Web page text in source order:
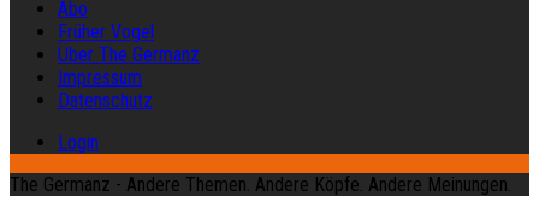
Abo
Früher Vogel
Über The Germanz
Impressum
Datenschutz
Login
The Germanz - Andere Themen. Andere Köpfe. Andere Meinungen.